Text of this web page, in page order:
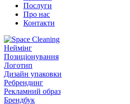
Послуги
Про нас
Контакти
Неймінг
Позиціонування
Логотип
Дизайн упаковки
Ребрендинг
Рекламний образ
Брендбук